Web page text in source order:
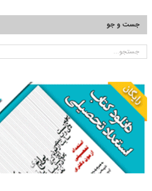
جست و جو
جستجو